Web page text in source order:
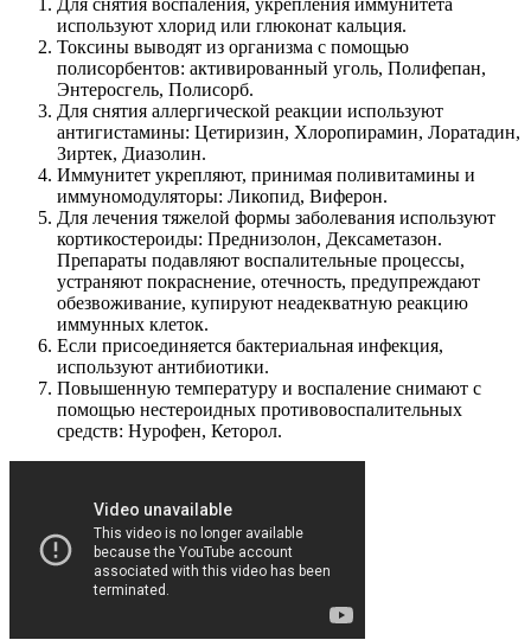
Для снятия воспаления, укрепления иммунитета
используют хлорид или глюконат кальция.
Токсины выводят из организма с помощью
полисорбентов: активированный уголь, Полифепан,
Энтеросгель, Полисорб.
Для снятия аллергической реакции используют
антигистамины: Цетиризин, Хлоропирамин, Лоратадин,
Зиртек, Диазолин.
Иммунитет укрепляют, принимая поливитамины и
иммуномодуляторы: Ликопид, Виферон.
Для лечения тяжелой формы заболевания используют
кортикостероиды: Преднизолон, Дексаметазон.
Препараты подавляют воспалительные процессы,
устраняют покраснение, отечность, предупреждают
обезвоживание, купируют неадекватную реакцию
иммунных клеток.
Если присоединяется бактериальная инфекция,
используют антибиотики.
Повышенную температуру и воспаление снимают с
помощью нестероидных противовоспалительных
средств: Нурофен, Кеторол.